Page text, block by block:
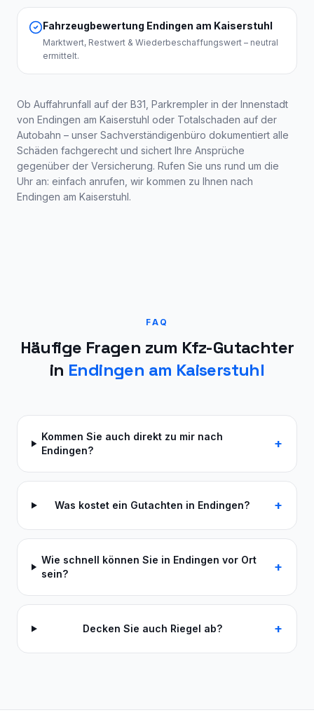
Fahrzeugbewertung Endingen am Kaiserstuhl
Marktwert, Restwert & Wiederbeschaffungswert – neutral
ermittelt.
Ob Auffahrunfall auf der B31, Parkrempler in der Innenstadt
von Endingen am Kaiserstuhl oder Totalschaden auf der
Autobahn – unser Sachverständigenbüro dokumentiert alle
Schäden fachgerecht und sichert Ihre Ansprüche
gegenüber der Versicherung. Rufen Sie uns rund um die
Uhr an: einfach anrufen, wir kommen zu Ihnen nach
Endingen am Kaiserstuhl.
FAQ
Häufige Fragen zum Kfz-Gutachter
in Endingen am Kaiserstuhl
Kommen Sie auch direkt zu mir nach
Endingen?
+
Was kostet ein Gutachten in Endingen? +
Wie schnell können Sie in Endingen vor Ort
sein?
+
Decken Sie auch Riegel ab? +